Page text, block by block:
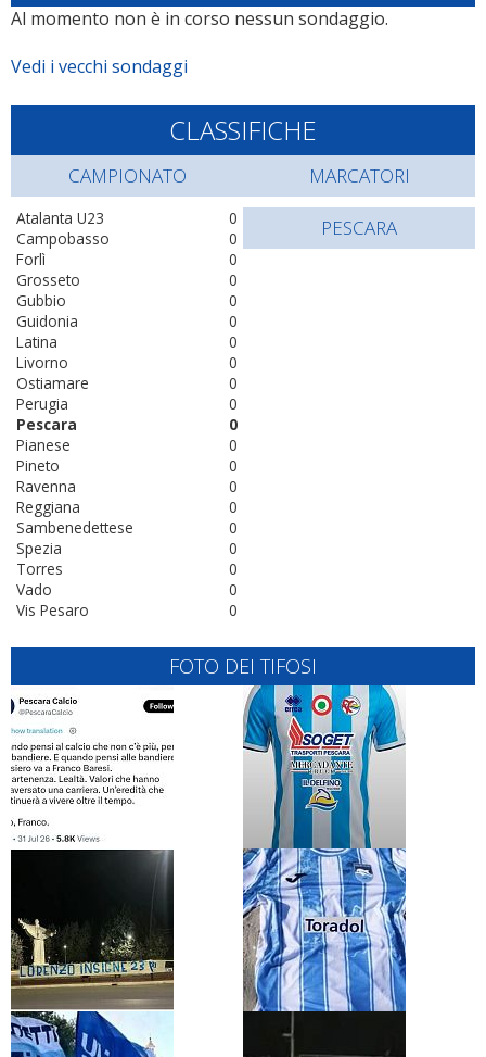
Al momento non è in corso nessun sondaggio.
Vedi i vecchi sondaggi
CLASSIFICHE
CAMPIONATO
0
Atalanta U23
0
Campobasso
0
Forlì
0
Grosseto
0
Gubbio
0
Guidonia
0
Latina
0
Livorno
0
Ostiamare
0
Perugia
0
Pescara
0
Pianese
0
Pineto
0
Ravenna
0
Reggiana
0
Sambenedettese
0
Spezia
0
Torres
0
Vado
0
Vis Pesaro
MARCATORI
PESCARA
FOTO DEI TIFOSI